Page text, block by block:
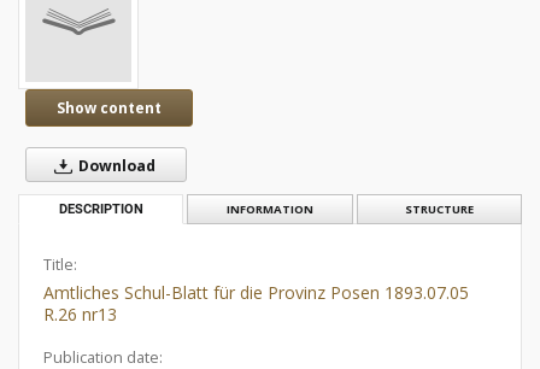
Show content
Download
DESCRIPTION INFORMATION STRUCTURE
Title:
Amtliches Schul-Blatt für die Provinz Posen 1893.07.05
R.26 nr13
Publication date: